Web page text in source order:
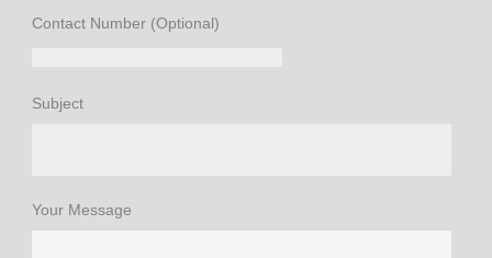
Contact Number (Optional)
Subject
Your Message